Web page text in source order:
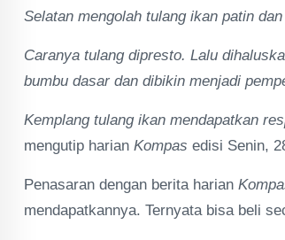
Selatan mengolah tulang ikan patin
Caranya tulang dipresto. Lalu
bumbu dasar dan dibikin menjadi
Kemplang tulang ikan mendapatkan
mengutip harian Kompas edisi Senin,
Penasaran dengan berita harian
mendapatkannya. Ternyata bisa beli